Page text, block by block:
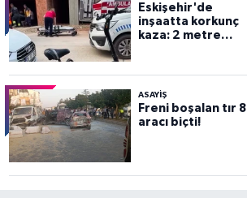
Eskişehir'de
inşaatta korkunç
kaza: 2 metre
ASAYİŞ
Freni boşalan tır 8
aracı biçti!